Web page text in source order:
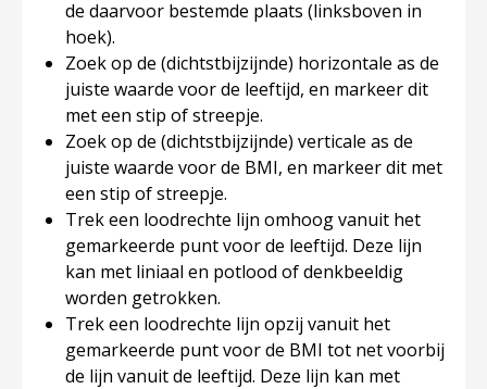
de daarvoor bestemde plaats (linksboven in
hoek).
Zoek op de (dichtstbijzijnde) horizontale as de
juiste waarde voor de leeftijd, en markeer dit
met een stip of streepje.
Zoek op de (dichtstbijzijnde) verticale as de
juiste waarde voor de BMI, en markeer dit met
een stip of streepje.
Trek een loodrechte lijn omhoog vanuit het
gemarkeerde punt voor de leeftijd. Deze lijn
kan met liniaal en potlood of denkbeeldig
worden getrokken.
Trek een loodrechte lijn opzij vanuit het
gemarkeerde punt voor de BMI tot net voorbij
de lijn vanuit de leeftijd. Deze lijn kan met